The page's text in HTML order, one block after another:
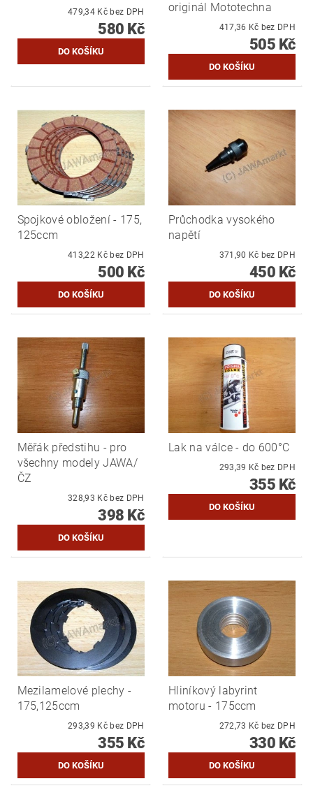
479,34 Kč bez DPH
580 Kč
originál Mototechna
417,36 Kč bez DPH
505 Kč
Spojkové obložení - 175,
125ccm
413,22 Kč bez DPH
500 Kč
Průchodka vysokého
napětí
371,90 Kč bez DPH
450 Kč
Měřák předstihu - pro
všechny modely JAWA/
ČZ
328,93 Kč bez DPH
398 Kč
Lak na válce - do 600°C
293,39 Kč bez DPH
355 Kč
Mezilamelové plechy -
175,125ccm
293,39 Kč bez DPH
355 Kč
Hliníkový labyrint
motoru - 175ccm
272,73 Kč bez DPH
330 Kč